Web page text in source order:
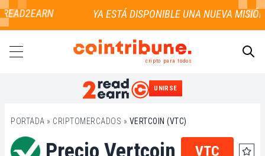
cripto para todos
UNIRSE
PORTADA » CRIPTOMERCADOS » VERTCOIN (VTC)
VTC